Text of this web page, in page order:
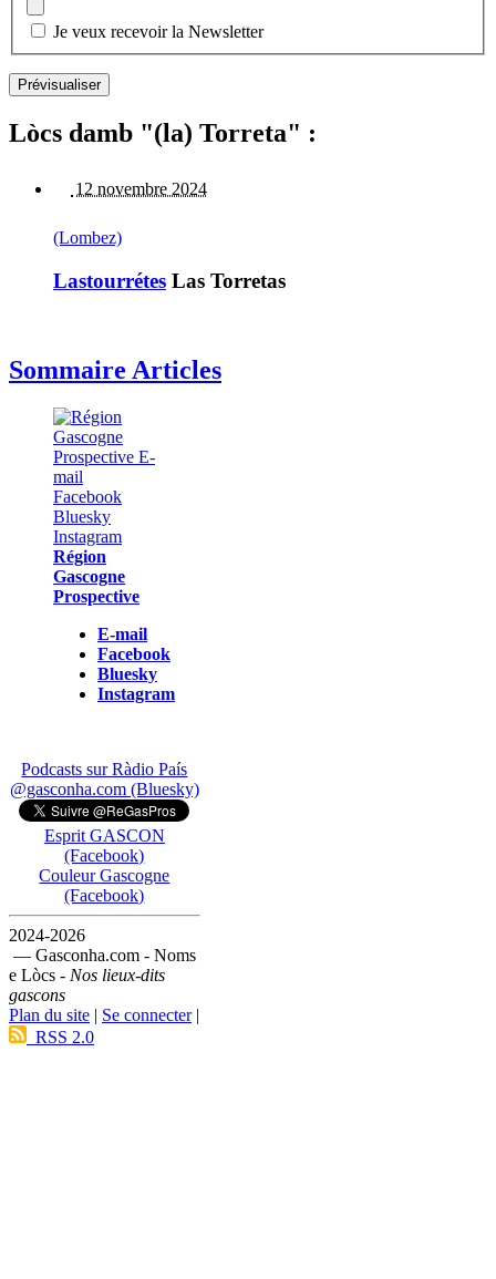
Je veux recevoir la Newsletter
Lòcs damb "(la) Torreta" :
12 novembre 2024
(Lombez)
Lastourrétes Las Torretas
Sommaire Articles
Région
Gascogne
Prospective
E-mail
Facebook
Bluesky
Instagram
Podcasts sur Ràdio País
@gasconha.com (Bluesky)
Esprit GASCON
(Facebook)
Couleur Gascogne
(Facebook)
2024-2026
— Gasconha.com - Noms
e Lòcs - Nos lieux-dits
gascons
Plan du site | Se connecter|
RSS 2.0